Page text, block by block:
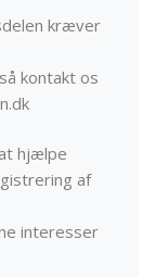
kræver
kontakt os
hjælpe
af
interesser